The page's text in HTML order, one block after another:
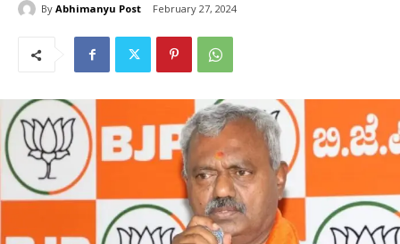
By Abhimanyu Post February 27, 2024